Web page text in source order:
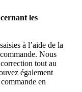
les
à l’aide de la
Nous
tout au
également
en